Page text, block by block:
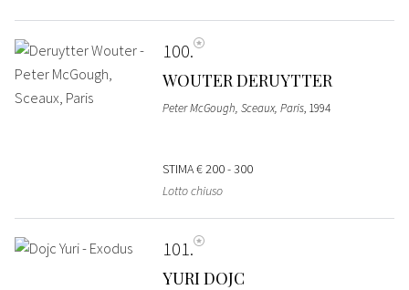
100
WOUTER DERUYTTER
Peter McGough, Sceaux, Paris, 1994
STIMA€ 200 - 300
Lotto chiuso
101
YURI DOJC